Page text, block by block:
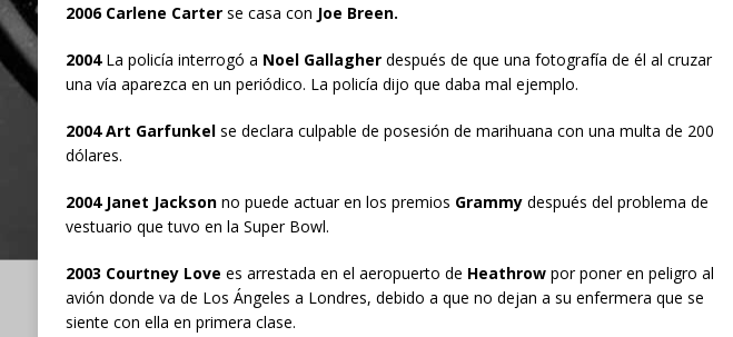
2006 Carlene Carterse casa con Joe Breen.
2004La policía interrogó a Noel Gallagherdespués de que una fotografía de él al cruzar
una vía aparezca en un periódico. La policía dijo que daba mal ejemplo.
2004 Art Garfunkelse declara culpable de posesión de marihuana con una multa de 200
dólares.
2004 Janet Jacksonno puede actuar en los premios Grammydespués del problema de
vestuario que tuvo en la Super Bowl.
2003 Courtney Love es arrestada en el aeropuerto de Heathrowpor poner en peligro al
avión donde va de Los Ángeles a Londres, debido a que no dejan a su enfermera que se
siente con ella en primera clase.